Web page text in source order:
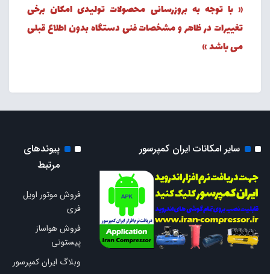
« با توجه به بروزرسانی محصولات تولیدی امکان برخی
تغییرات در ظاهر و مشخصات فنی دستگاه بدون اطلاع قبلی
می باشد »
سایر امکانات ایران کمپرسور
پیوندهای
مرتبط
فروش موتور اویل
فری
فروش هواساز
پیستونی
وبلاگ ایران کمپرسور